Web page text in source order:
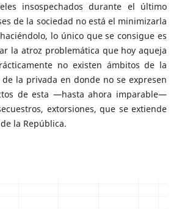
insospechados durante el último
de la sociedad no está el minimizarla
lo único que se consigue es
la atroz problemática que hoy aqueja
no existen ámbitos de la
la privada en donde no se expresen
de esta —hasta ahora imparable—
extorsiones, que se extiende
la República.